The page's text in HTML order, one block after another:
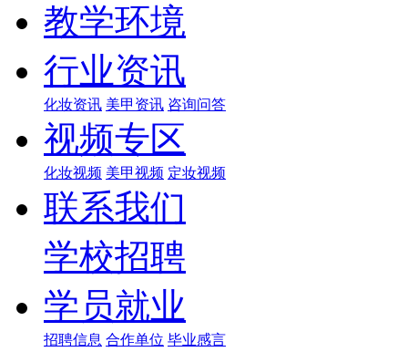
教学环境
行业资讯
化妆资讯 美甲资讯 咨询问答
视频专区
化妆视频 美甲视频 定妆视频
联系我们
学校招聘
学员就业
招聘信息 合作单位 毕业感言